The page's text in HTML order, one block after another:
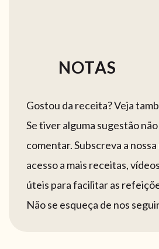
NOTAS
Gostou da receita? Veja
Se tiver alguma sugestão
comentar. Subscreva a
acesso a mais receitas,
úteis para facilitar as
Não se esqueça de nos